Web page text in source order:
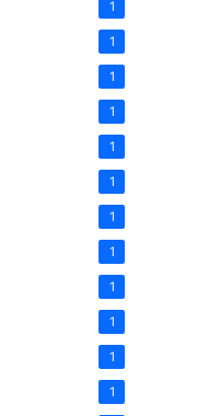
1
1
1
1
1
1
1
1
1
1
1
1